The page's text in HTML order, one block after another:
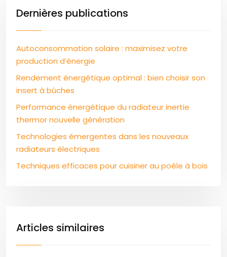
Dernières publications
Autoconsommation solaire : maximisez votre
production d’énergie
Rendement énergétique optimal : bien choisir son
insert à bûches
Performance énergétique du radiateur inertie
thermor nouvelle génération
Technologies émergentes dans les nouveaux
radiateurs électriques
Techniques efficaces pour cuisiner au poêle à bois
Articles similaires